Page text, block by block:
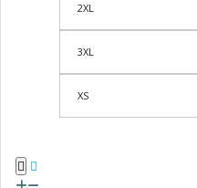
2XL
3XL
XS